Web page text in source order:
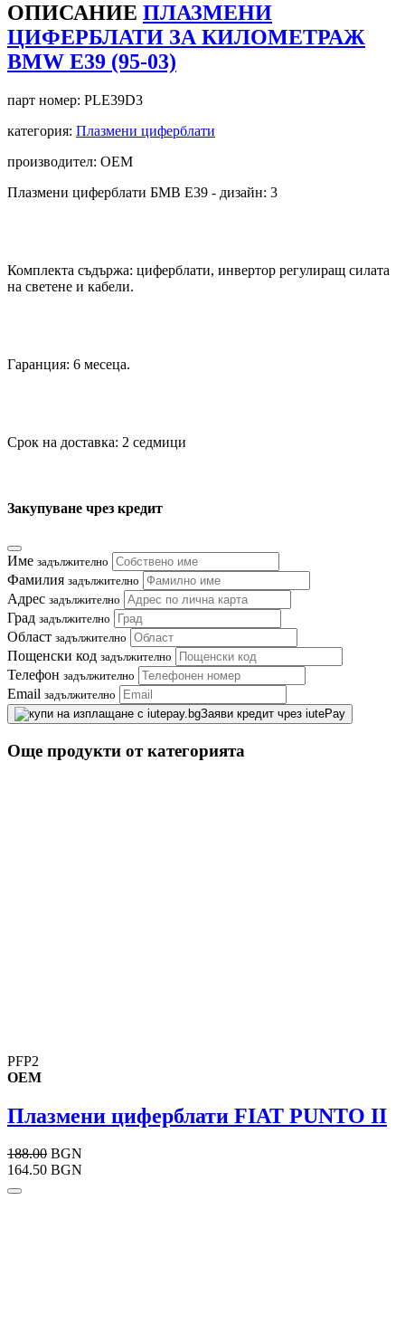
ОПИСАНИЕ ПЛАЗМЕНИ
ЦИФЕРБЛАТИ ЗА КИЛОМЕТРАЖ
BMW E39 (95-03)
парт номер: PLE39D3
категория: Плазмени циферблати
производител: OEM
Плазмени циферблати БМВ Е39 - дизайн: 3
Комплекта съдържа: циферблати, инвертор регулиращ силата
на светене и кабели.
Гаранция: 6 месеца.
Срок на доставка: 2 седмици
Закупуване чрез кредит
Име задължително
Фамилия задължително
Адрес задължително
Град задължително
Област задължително
Пощенски код задължително
Телефон задължително
Email задължително
Заяви кредит чрез iutePay
Още продукти от категорията
PFP2
OEM
Плазмени циферблати FIAT PUNTO II
188.00 BGN
164.50 BGN